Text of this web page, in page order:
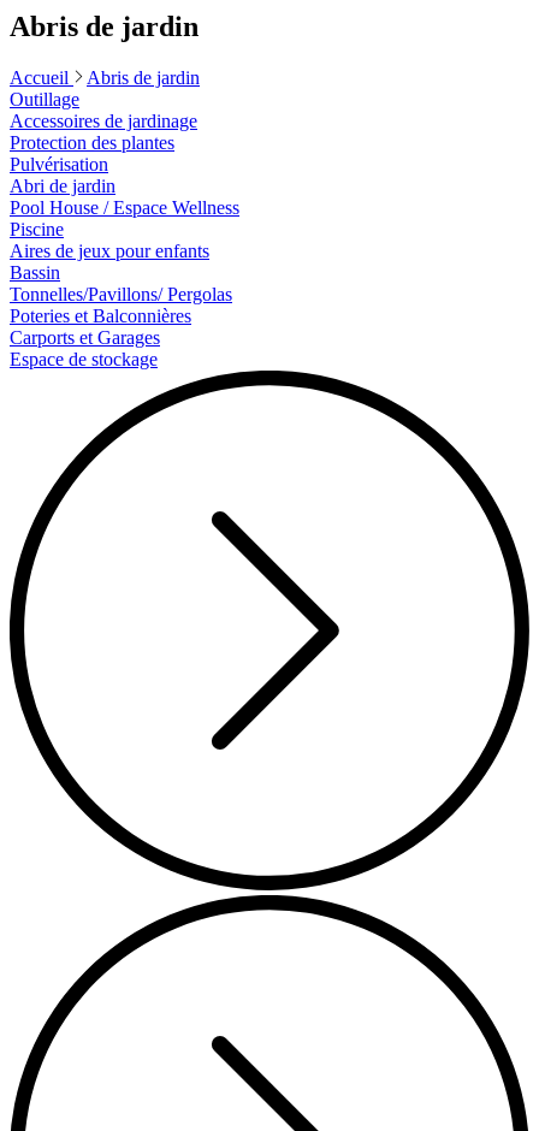
Abris de jardin
Accueil
Abris de jardin
Outillage
Accessoires de jardinage
Protection des plantes
Pulvérisation
Abri de jardin
Pool House / Espace Wellness
Piscine
Aires de jeux pour enfants
Bassin
Tonnelles/Pavillons/ Pergolas
Poteries et Balconnières
Carports et Garages
Espace de stockage